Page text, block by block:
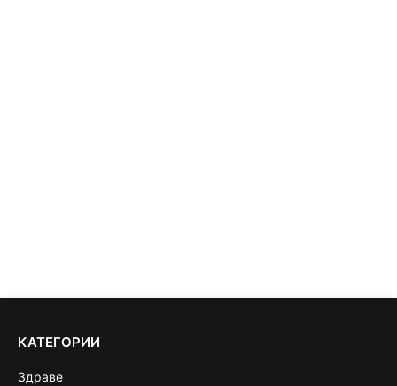
КАТЕГОРИИ
Здраве